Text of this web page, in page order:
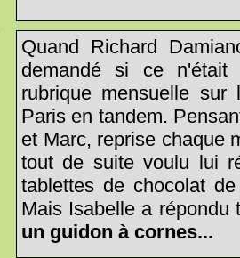
Quand Richard
demandé si ce
rubrique mensuelle sur
Paris en tandem.
et Marc, reprise chaque
tout de suite voulu lui
tablettes de chocolat
Mais Isabelle a
un guidon à cornes...